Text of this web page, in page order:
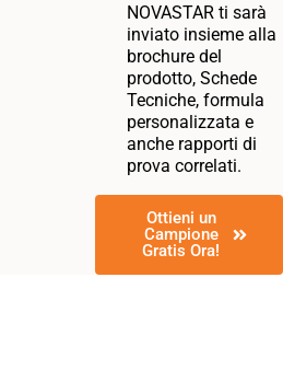
NOVASTAR ti sarà
inviato insieme alla
brochure del
prodotto, Schede
Tecniche, formula
personalizzata e
anche rapporti di
prova correlati.
Ottieni un
Campione
Gratis Ora!